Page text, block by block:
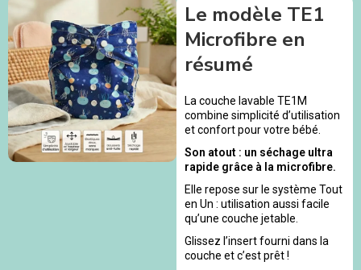
Le modèle TE1
Microfibre en
résumé
La couche lavable TE1M
combine simplicité d’utilisation
et confort pour votre bébé.
Son atout : un séchage ultra
rapide grâce à la microfibre.
Elle repose sur le système Tout
en Un : utilisation aussi facile
qu’une couche jetable.
Glissez l’insert fourni dans la
couche et c’est prêt !